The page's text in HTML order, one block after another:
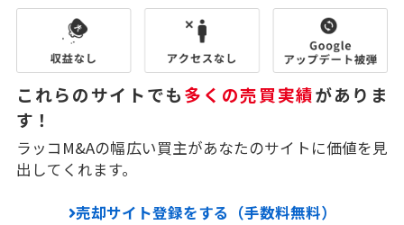
これらのサイトでも多くの売買実績がありま
す！
ラッコM&Aの幅広い買主があなたのサイトに価値を見
出してくれます。
売却サイト登録をする（手数料無料）